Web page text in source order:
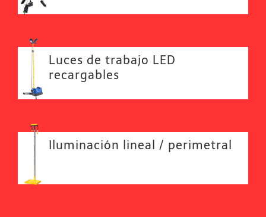
Luces de trabajo LED
recargables
Iluminación lineal / perimetral